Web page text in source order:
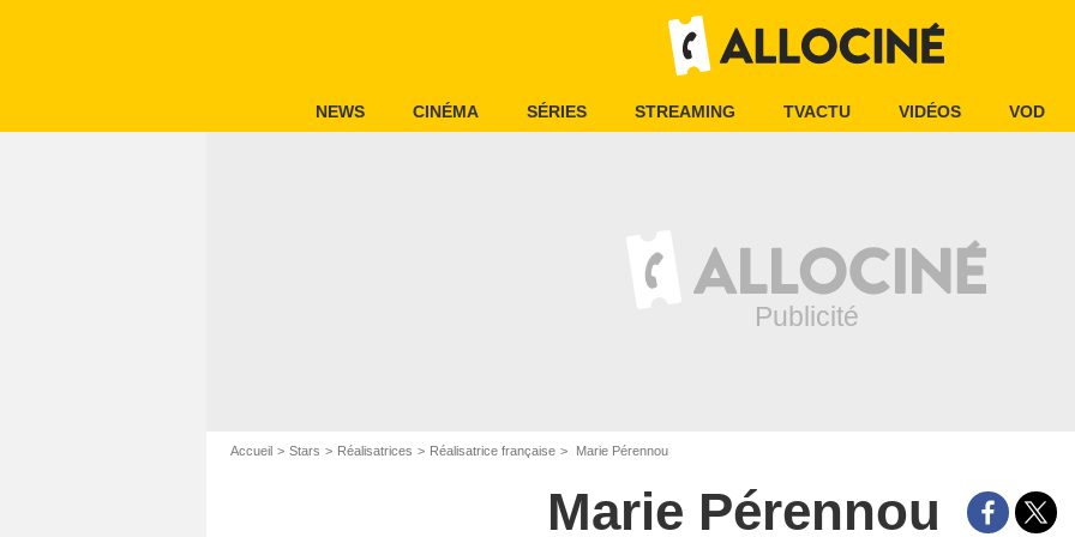
NEWS CINÉMA SÉRIES STREAMING TVACTU VIDÉOS VOD
Accueil Stars Réalisatrices Réalisatrice française Marie Pérennou
Marie Pérennou